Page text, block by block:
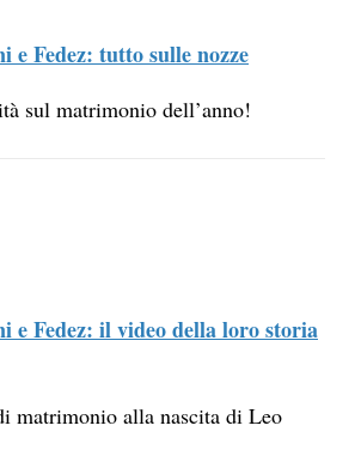
e Fedez: tutto sulle nozze
sul matrimonio dell’anno!
e Fedez: il video della loro storia
matrimonio alla nascita di Leo